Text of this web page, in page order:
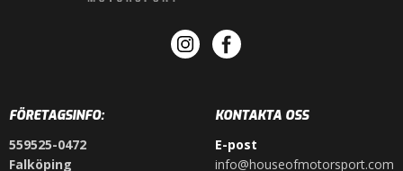
FÖRETAGSINFO:
559525-0472
Falköping
KONTAKTA OSS
E-post
info@houseofmotorsport.com